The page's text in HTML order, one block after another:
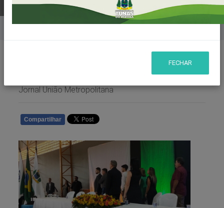
Jornal União Metropolitana
Compartilhar
FECHAR